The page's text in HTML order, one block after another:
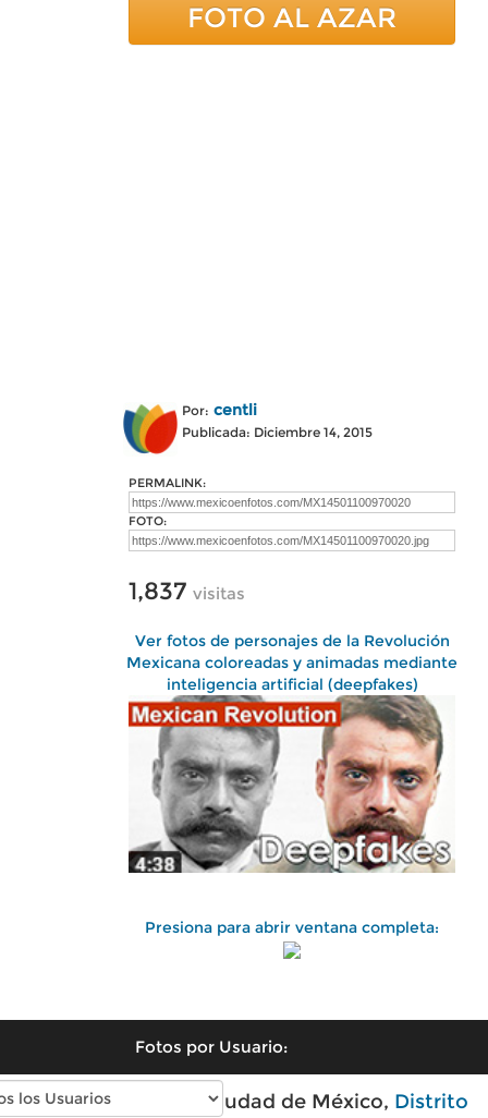
FOTO AL AZAR
Por: centli
Publicada: Diciembre 14, 2015
PERMALINK:
FOTO:
1,837 visitas
Ver fotos de personajes de la Revolución
Mexicana coloreadas y animadas mediante
inteligencia artificial (deepfakes)
Presiona para abrir ventana completa:
Fotos por Usuario:
Fotos antiguas de Ciudad de México, Distrito